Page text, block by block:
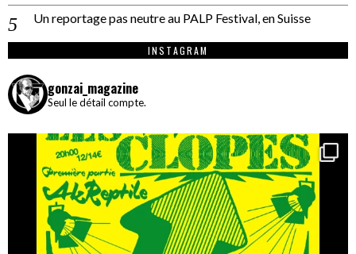
Un reportage pas neutre au PALP Festival, en Suisse
INSTAGRAM
gonzai_magazine
Seul le détail compte.